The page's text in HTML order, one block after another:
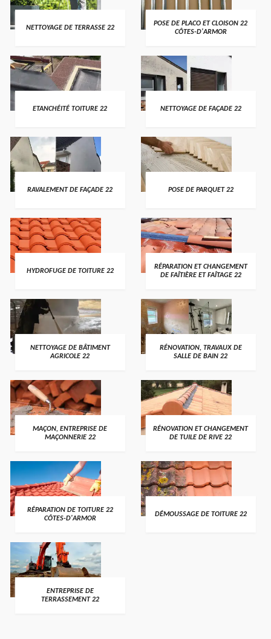
NETTOYAGE DE TERRASSE 22
POSE DE PLACO ET CLOISON 22
CÔTES-D'ARMOR
ETANCHÉITÉ TOITURE 22 NETTOYAGE DE FAÇADE 22
RAVALEMENT DE FAÇADE 22 POSE DE PARQUET 22
HYDROFUGE DE TOITURE 22
RÉPARATION ET CHANGEMENT
DE FAÎTIÈRE ET FAÎTAGE 22
NETTOYAGE DE BÂTIMENT
AGRICOLE 22
RÉNOVATION, TRAVAUX DE
SALLE DE BAIN 22
MAÇON, ENTREPRISE DE
MAÇONNERIE 22
RÉNOVATION ET CHANGEMENT
DE TUILE DE RIVE 22
RÉPARATION DE TOITURE 22
CÔTES-D'ARMOR
DÉMOUSSAGE DE TOITURE 22
ENTREPRISE DE
TERRASSEMENT 22